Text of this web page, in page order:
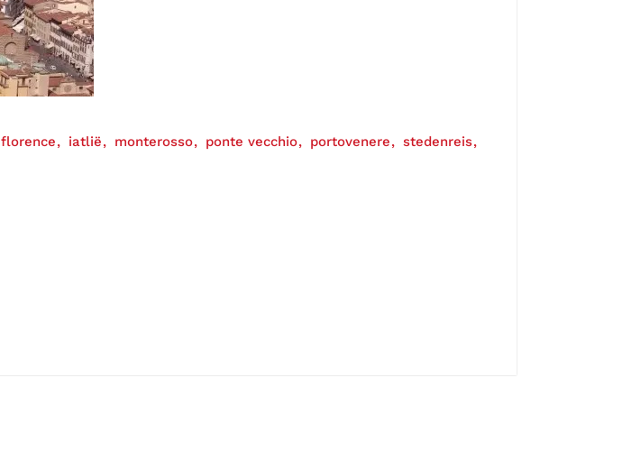
florence iatlië monterosso ponte vecchio portovenere
stedenreis